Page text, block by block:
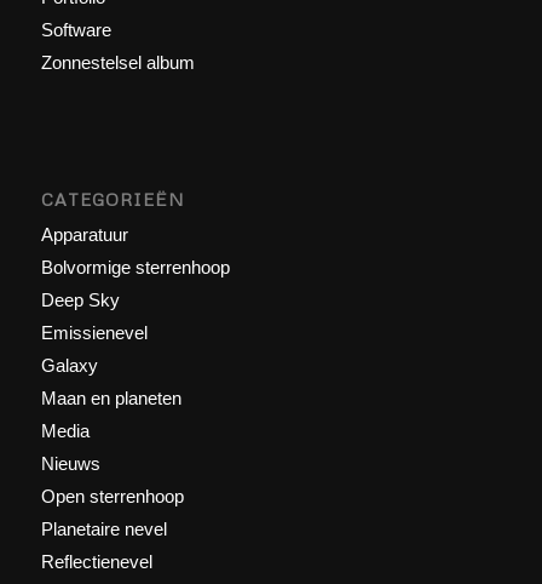
Software
Zonnestelsel album
CATEGORIEËN
Apparatuur
Bolvormige sterrenhoop
Deep Sky
Emissienevel
Galaxy
Maan en planeten
Media
Nieuws
Open sterrenhoop
Planetaire nevel
Reflectienevel